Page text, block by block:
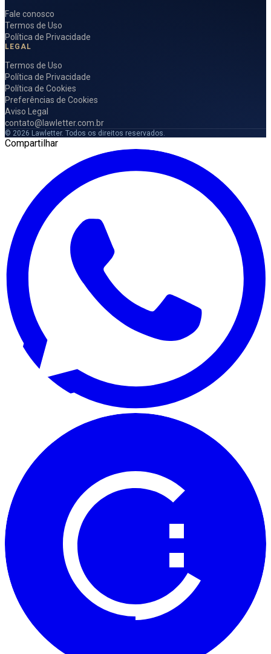
Fale conosco
Termos de Uso
Política de Privacidade
LEGAL
Termos de Uso
Política de Privacidade
Política de Cookies
Preferências de Cookies
Aviso Legal
contato@lawletter.com.br
© 2026 Lawletter. Todos os direitos reservados.
Compartilhar